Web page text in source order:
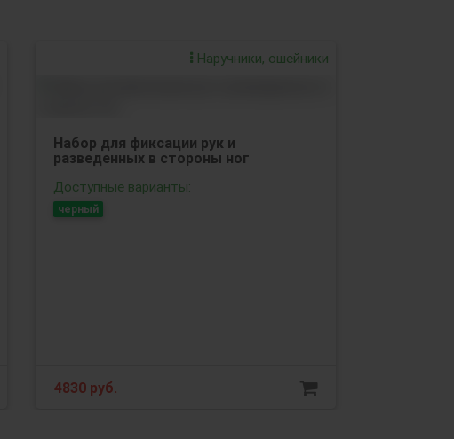
Наручники, ошейники
Набор для фиксации рук и
разведенных в стороны ног
Доступные варианты:
черный
4830 руб.